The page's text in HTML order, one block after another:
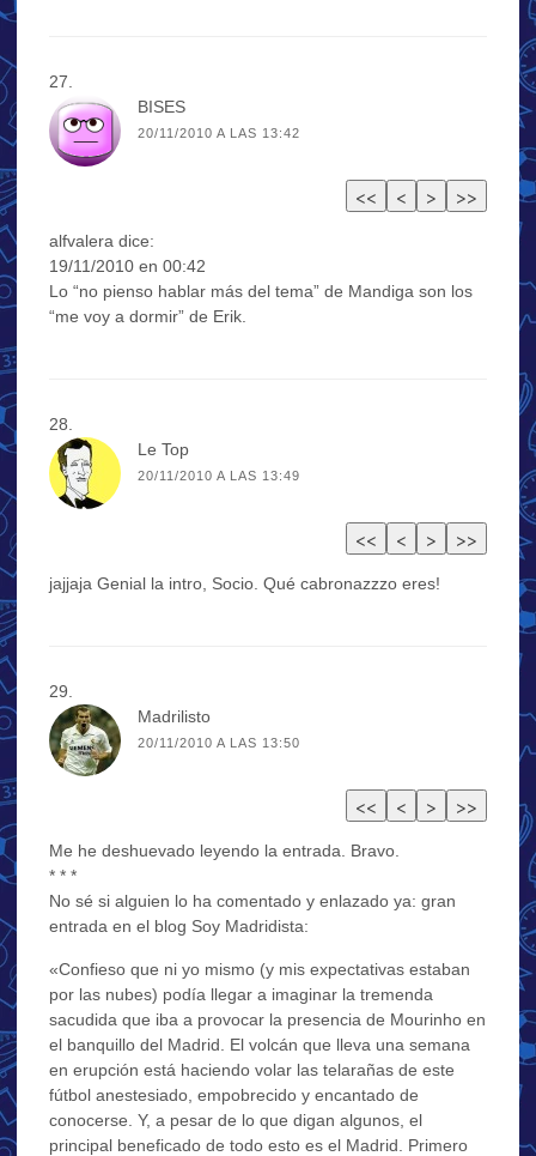
BISES
20/11/2010 A LAS 13:42
alfvalera dice:
19/11/2010 en 00:42
Lo “no pienso hablar más del tema” de Mandiga son los
“me voy a dormir” de Erik.
Le Top
20/11/2010 A LAS 13:49
jajjaja Genial la intro, Socio. Qué cabronazzzo eres!
Madrilisto
20/11/2010 A LAS 13:50
Me he deshuevado leyendo la entrada. Bravo.
* * *
No sé si alguien lo ha comentado y enlazado ya: gran
entrada en el blog Soy Madridista:
«Confieso que ni yo mismo (y mis expectativas estaban
por las nubes) podía llegar a imaginar la tremenda
sacudida que iba a provocar la presencia de Mourinho en
el banquillo del Madrid. El volcán que lleva una semana
en erupción está haciendo volar las telarañas de este
fútbol anestesiado, empobrecido y encantado de
conocerse. Y, a pesar de lo que digan algunos, el
principal beneficado de todo esto es el Madrid. Primero